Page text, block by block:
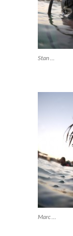
Stan …
Marc …